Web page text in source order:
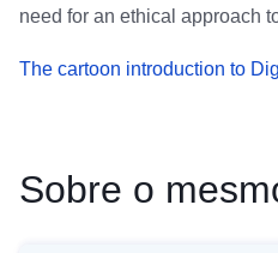
need for an ethical approach
The cartoon introduction to
Sobre o